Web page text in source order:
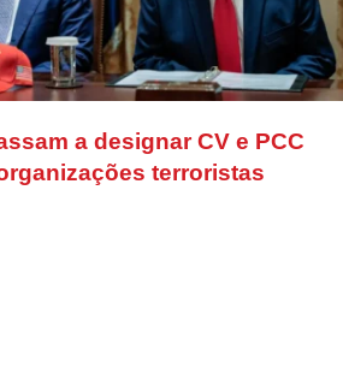
a designar CV e PCC
terroristas